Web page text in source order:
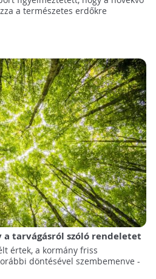
a természetes erdőkre
tarvágásról szóló rendeletet
értek, a kormány friss
döntésével szembemenve -